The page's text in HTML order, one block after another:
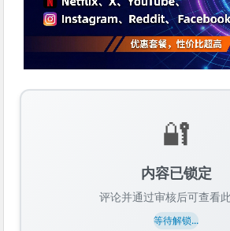
🔐
内容已锁定
评论并通过审核后可查看
等待解锁...